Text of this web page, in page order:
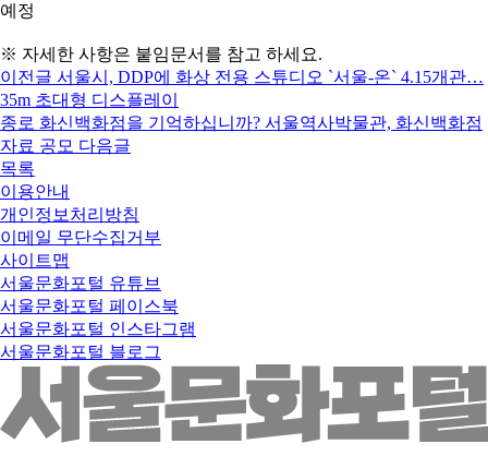
예정
※ 자세한 사항은 붙임문서를 참고 하세요.
이전글 서울시, DDP에 화상 전용 스튜디오 `서울-온` 4.15개관…
35m 초대형 디스플레이
종로 화신백화점을 기억하십니까? 서울역사박물관, 화신백화점
자료 공모 다음글
목록
이용안내
개인정보처리방침
이메일 무단수집거부
사이트맵
서울문화포털 유튜브
서울문화포털 페이스북
서울문화포털 인스타그램
서울문화포털 블로그